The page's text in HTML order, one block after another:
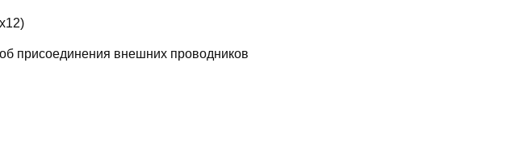
присоединения внешних проводников